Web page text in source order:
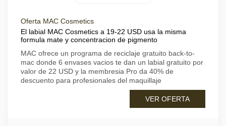
Oferta MAC Cosmetics
El labial MAC Cosmetics a 19-22 USD usa la misma
formula mate y concentracion de pigmento
MAC ofrece un programa de reciclaje gratuito back-to-
mac donde 6 envases vacios te dan un labial gratuito por
valor de 22 USD y la membresia Pro da 40% de
descuento para profesionales del maquillaje
VER OFERTA